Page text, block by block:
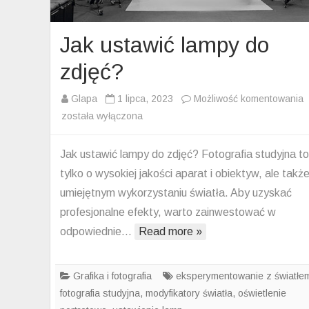
Jak ustawić lampy do
zdjęć?
Glapa 1 lipca, 2023 Możliwość komentowania
została wyłączona
Jak ustawić lampy do zdjęć? Fotografia studyjna
tylko o wysokiej jakości aparat i obiektyw, ale
umiejętnym wykorzystaniu światła. Aby uzyskać
profesjonalne efekty, warto zainwestować w
odpowiednie…
Read more »
Grafika i fotografia eksperymentowanie z
fotografia studyjna, modyfikatory światła, oświetlenie